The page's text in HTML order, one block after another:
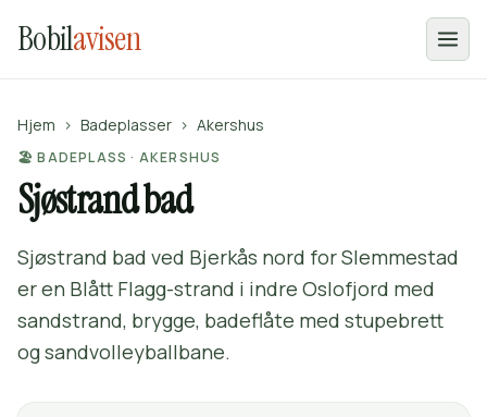
Bobilavisen
Hjem › Badeplasser › Akershus
🏖️ BADEPLASS · AKERSHUS
Sjøstrand bad
Sjøstrand bad ved Bjerkås nord for Slemmestad
er en Blått Flagg-strand i indre Oslofjord med
sandstrand, brygge, badeflåte med stupebrett
og sandvolleyballbane.